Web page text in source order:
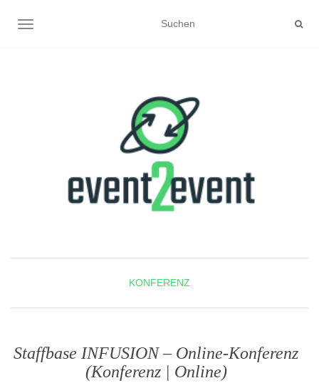
NAVIGATION UMSCHALTEN
KONFERENZ
Staffbase INFUSION – Online-Konferenz
(Konferenz | Online)